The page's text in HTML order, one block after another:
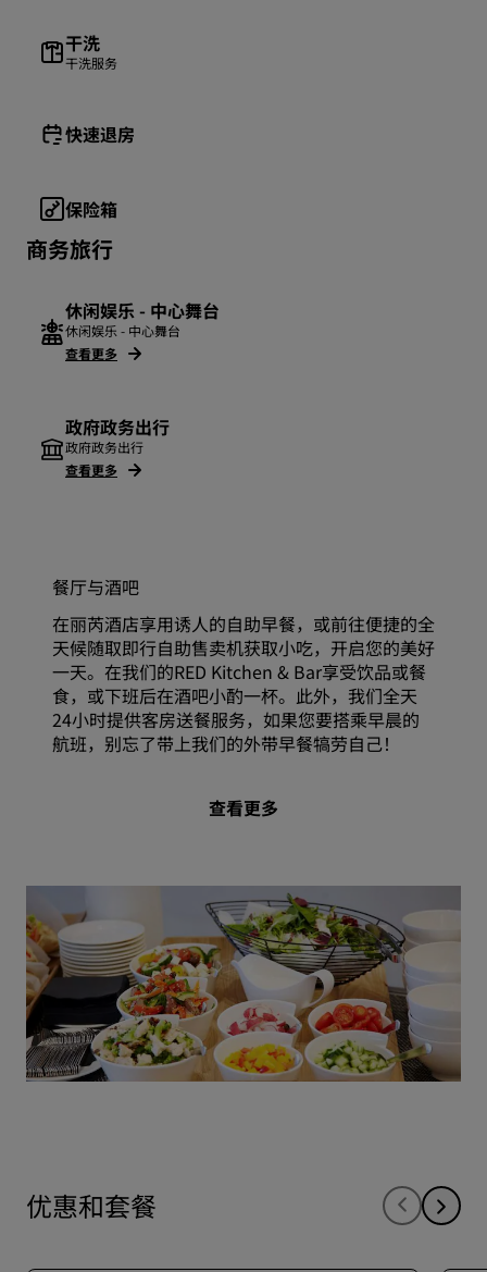
干洗
干洗服务
快速退房
保险箱
商务旅行
休闲娱乐 - 中心舞台
休闲娱乐 - 中心舞台
查看更多
政府政务出行
政府政务出行
查看更多
餐厅与酒吧
在丽芮酒店享用诱人的自助早餐，或前往便捷的全
天候随取即行自助售卖机获取小吃，开启您的美好
一天。在我们的RED Kitchen & Bar享受饮品或餐
食，或下班后在酒吧小酌一杯。此外，我们全天
24小时提供客房送餐服务，如果您要搭乘早晨的
航班，别忘了带上我们的外带早餐犒劳自己！
查看更多
优惠和套餐